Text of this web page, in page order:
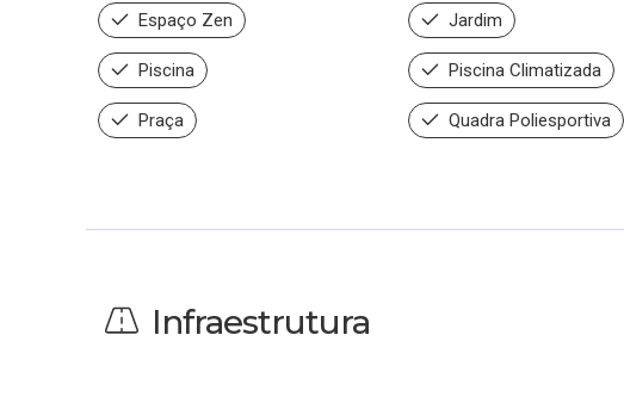
Espaço Zen Jardim
Piscina Piscina Climatizada
Praça Quadra Poliesportiva
Infraestrutura